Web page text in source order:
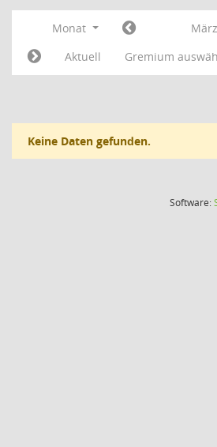
Monat März
Aktuell
Gremium
Keine Daten gefunden.
Software: